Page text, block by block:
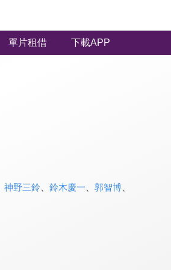
單片租借 下載APP
神野三鈴 鈴木慶一 郭智博、